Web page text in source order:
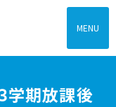
庄第一高等学校中高一
学期放課後